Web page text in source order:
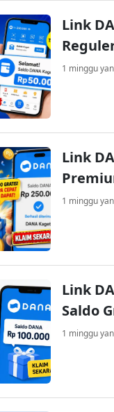
Link
1 minggu
Link
1 minggu
Link
Saldo
1 minggu